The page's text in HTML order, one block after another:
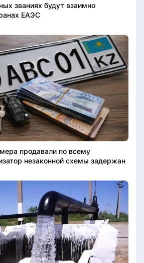
званиях будут взаимно
ЕАЭС
продавали по всему
незаконной схемы задержан